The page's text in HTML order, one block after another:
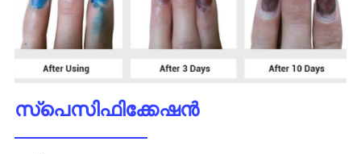
സ്പെസിഫിക്കേഷൻ